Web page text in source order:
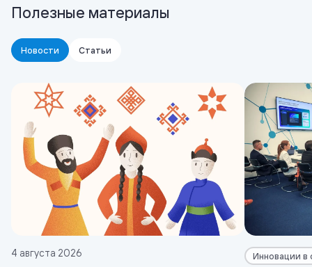
Полезные материалы
Новости Статьи
4 августа 2026 Инновации в